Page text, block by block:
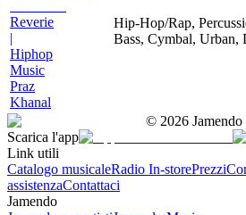
Reverie
|
Hiphop
Music
Praz
Khanal
Hip-Hop/Rap,
Bass, Cymbal, Urban,
© 2026
Scarica l'app
Link utili
Catalogo musicaleRadio In-storePrezzi
assistenzaContattaci
Jamendo